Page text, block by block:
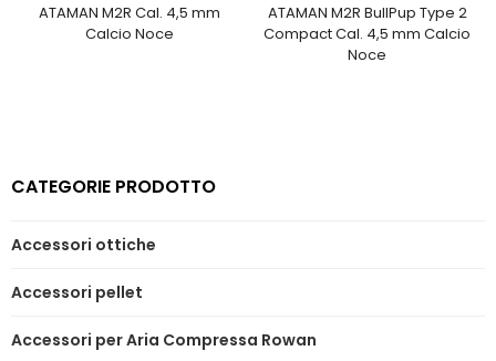
ATAMAN M2R Cal. 4,5 mm
Calcio Noce
ATAMAN M2R BullPup Type 2
Compact Cal. 4,5 mm Calcio
Noce
CATEGORIE PRODOTTO
Accessori ottiche
Accessori pellet
Accessori per Aria Compressa Rowan